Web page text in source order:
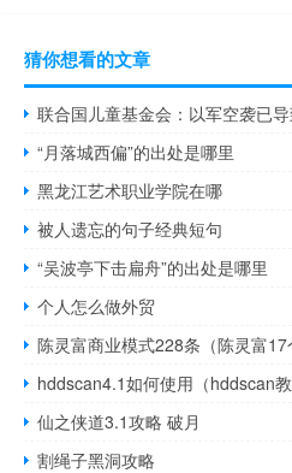
猜你想看的文章
联合国儿童基金会：以军空袭已
“月落城西偏”的出处是哪里
黑龙江艺术职业学院在哪
被人遗忘的句子经典短句
“吴波亭下击扁舟”的出处是哪里
个人怎么做外贸
陈灵富商业模式228条（陈灵富17
hddscan4.1如何使用（hddscan教
仙之侠道3.1攻略 破月
割绳子黑洞攻略